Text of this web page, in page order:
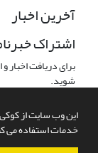
این وب سایت از کوکی
خدمات استفاده می
آخرین اخبار
اشتراک
برای دریافت اخبار
شوید.